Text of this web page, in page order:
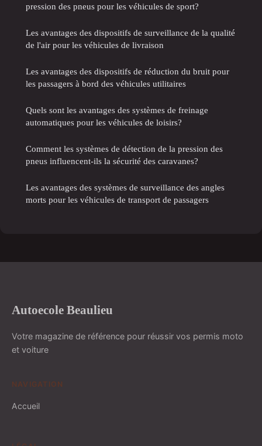
pression des pneus pour les véhicules de sport?
Les avantages des dispositifs de surveillance de la qualité
de l'air pour les véhicules de livraison
Les avantages des dispositifs de réduction du bruit pour
les passagers à bord des véhicules utilitaires
Quels sont les avantages des systèmes de freinage
automatiques pour les véhicules de loisirs?
Comment les systèmes de détection de la pression des
pneus influencent-ils la sécurité des caravanes?
Les avantages des systèmes de surveillance des angles
morts pour les véhicules de transport de passagers
Autoecole Beaulieu
Votre magazine de référence pour réussir vos permis moto
et voiture
NAVIGATION
Accueil